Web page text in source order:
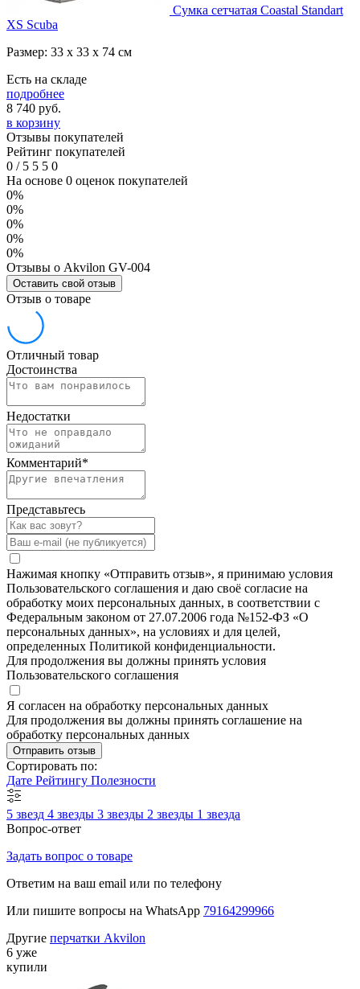
Сумка сетчатая Coastal Standart
XS Scuba
Размер: 33 x 33 x 74 см
Есть на складе
подробнее
8 740 руб.
в корзину
Отзывы покупателей
Рейтинг покупателей
0 /5 5 5 0
На основе 0 оценок покупателей
0%
0%
0%
0%
0%
Отзывы о Akvilon GV-004
Оставить свой отзыв
Отзыв о товаре
Отличный товар
Достоинства
Недостатки
Комментарий*
Представьтесь
Нажимая кнопку «Отправить отзыв», я принимаю условия
Пользовательского соглашения и даю своё согласие на
обработку моих персональных данных, в соответствии с
Федеральным законом от 27.07.2006 года №152-ФЗ «О
персональных данных», на условиях и для целей,
определенных Политикой конфиденциальности.
Для продолжения вы должны принять условия
Пользовательского соглашения
Я согласен на обработку персональных данных
Для продолжения вы должны принять соглашение на
обработку персональных данных
Отправить отзыв
Сортировать по:
Дате Рейтингу Полезности
5 звезд 4 звезды 3 звезды 2 звезды 1 звезда
Вопрос-ответ
Задать вопрос о товаре
Ответим на ваш email или по телефону
Или пишите вопросы на WhatsApp 79164299966
Другие перчатки Akvilon
6 уже
купили